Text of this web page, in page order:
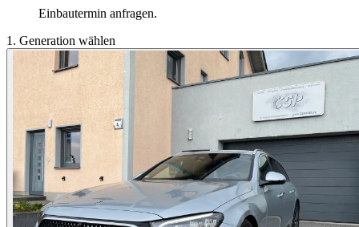
Einbautermin anfragen.
1. Generation wählen